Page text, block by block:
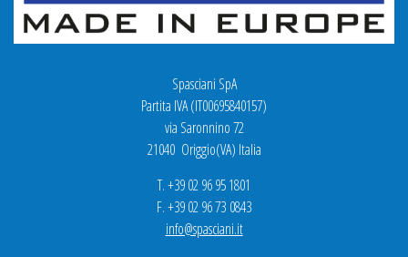
Spasciani SpA
Partita IVA (IT00695840157)
via Saronnino 72
21040 Origgio(VA) Italia
T. +39 02 96 95 1801
F. +39 02 96 73 0843
info@spasciani.it